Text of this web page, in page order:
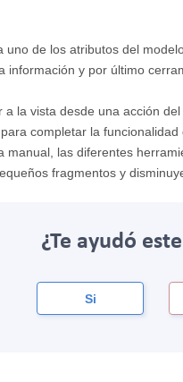
uno de los atributos del
información y por último
a la vista desde una acción
completar la
manual, las diferentes
fragmentos y
¿Te ayudó
Si